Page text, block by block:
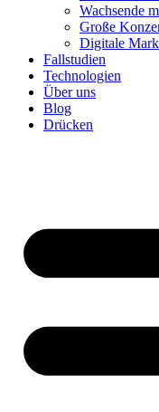
Wachsende
Große
Digitale
Fallstudien
Technologien
Über uns
Blog
Drücken